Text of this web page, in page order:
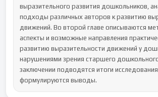
выразительного развития дошкольников,
подходы различных авторов к развитию
движений. Во второй главе описываются
аспекты и возможные направления
развитию выразительности движений у
нарушениями зрения старшего
заключении подводятся итоги
формулируются выводы.